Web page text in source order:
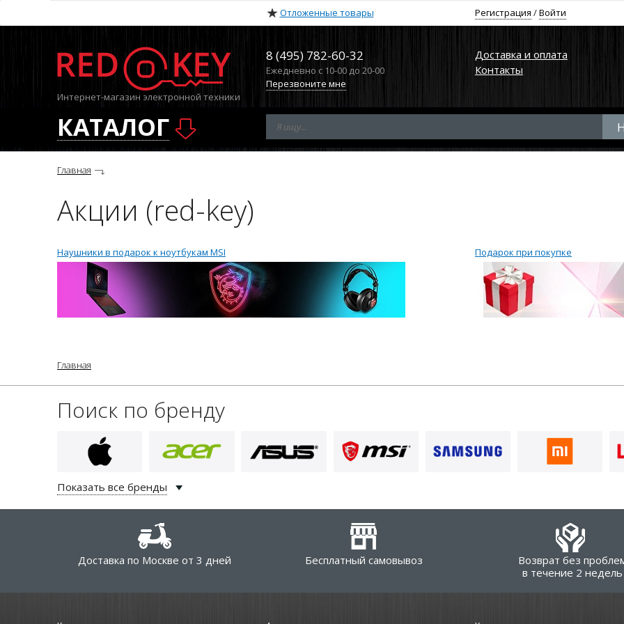
Отложенные товары Регистрация /Войти
Интернет-магазин электронной техники
8 (495) 782-60-32
Ежедневно с 10-00 до 20-00
Перезвоните мне
Доставка и оплата
Контакты
КАТАЛОГ
Главная
Акции (red-key)
Наушники в подарок к ноутбукам MSI Подарок при покупке
Главная
Поиск по бренду
Показать все бренды
Доставка по Москве от 3 дней Бесплатный самовывоз
Возврат без
в течение 2 недель